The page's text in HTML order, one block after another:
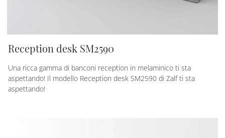
Reception desk SM2590
Una ricca gamma di banconi reception in melaminico ti sta
aspettando! Il modello Reception desk SM2590 di Zalf ti sta
aspettando!